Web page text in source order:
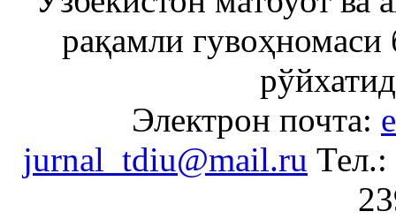
рақамли
Электрон почта:
jurnal_tdiu@mail.ru